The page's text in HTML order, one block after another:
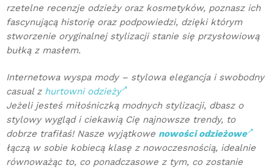
rzetelne recenzje odzieży oraz kosmetyków, poznasz ich
fascynującą historię oraz podpowiedzi, dzięki którym
stworzenie oryginalnej stylizacji stanie się przysłowiową
bułką z masłem.
Internetowa wyspa mody – stylowa elegancja i swobodny
casual z hurtowni odzieży
Jeżeli jesteś miłośniczką modnych stylizacji, dbasz o
stylowy wygląd i ciekawią Cię najnowsze trendy, to
dobrze trafiłaś! Nasze wyjątkowe nowości odzieżowe
łączą w sobie kobiecą klasę z nowoczesnością, idealnie
równoważąc to, co ponadczasowe z tym, co zostanie